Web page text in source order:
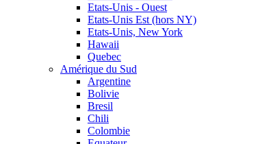
Etats-Unis - Ouest
Etats-Unis Est (hors NY)
Etats-Unis, New York
Hawaii
Quebec
Amérique du Sud
Argentine
Bolivie
Bresil
Chili
Colombie